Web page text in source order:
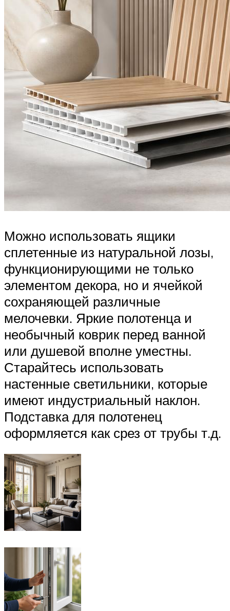
Можно использовать ящики
сплетенные из натуральной лозы,
функционирующими не только
элементом декора, но и ячейкой
сохраняющей различные
мелочевки. Яркие полотенца и
необычный коврик перед ванной
или душевой вполне уместны.
Старайтесь использовать
настенные светильники, которые
имеют индустриальный наклон.
Подставка для полотенец
оформляется как срез от трубы т.д.